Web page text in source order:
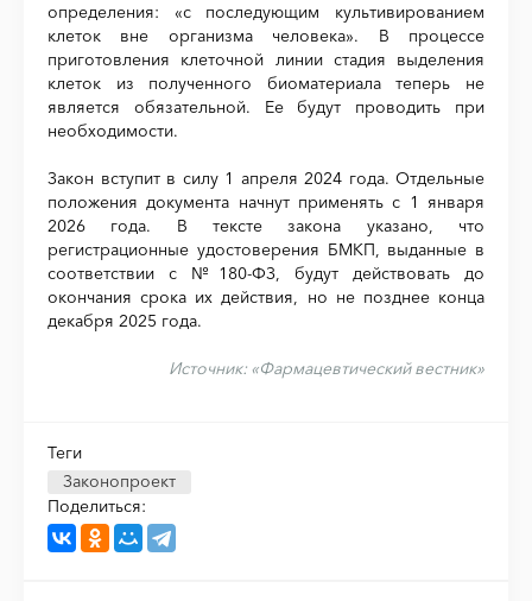
определения: «с последующим культивированием
клеток вне организма человека». В процессе
приготовления клеточной линии стадия выделения
клеток из полученного биоматериала теперь не
является обязательной. Ее будут проводить при
необходимости.
Закон вступит в силу 1 апреля 2024 года. Отдельные
положения документа начнут применять с 1 января
2026 года. В тексте закона указано, что
регистрационные удостоверения БМКП, выданные в
соответствии с №180-ФЗ, будут действовать до
окончания срока их действия, но не позднее конца
декабря 2025 года.
Источник: «Фармацевтический вестник»
Теги
Законопроект
Поделиться: